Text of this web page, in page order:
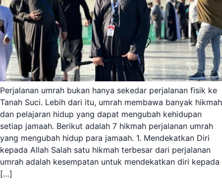
Perjalanan umrah bukan hanya sekedar perjalanan fisik ke
Tanah Suci. Lebih dari itu, umrah membawa banyak hikmah
dan pelajaran hidup yang dapat mengubah kehidupan
setiap jamaah. Berikut adalah 7 hikmah perjalanan umrah
yang mengubah hidup para jamaah. 1. Mendekatkan Diri
kepada Allah Salah satu hikmah terbesar dari perjalanan
umrah adalah kesempatan untuk mendekatkan diri kepada
[…]